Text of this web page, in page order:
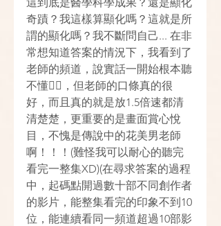
這到底是醫學科學成果？還是顯化
奇蹟？我這樣算顯化嗎？這就是所
謂的顯化嗎？我不斷問自己... 在非
常想知道答案的情況下，我看到了
老師的頻道，說實話一開始根本聽
不懂😵‍💫，但老師的口條真的很
好，而且真的就是放1.5倍速都清
清楚楚，更重要的是畫面賞心悅
目，不愧是傳說中的花美男老師
啊！！！(難怪我可以耐心的聽完
看完一整集XD)(在尋求答案的過程
中，起碼點開過數十部不同創作者
的影片，能整集看完的印象不到10
位，能連續看同一頻道超過10部影